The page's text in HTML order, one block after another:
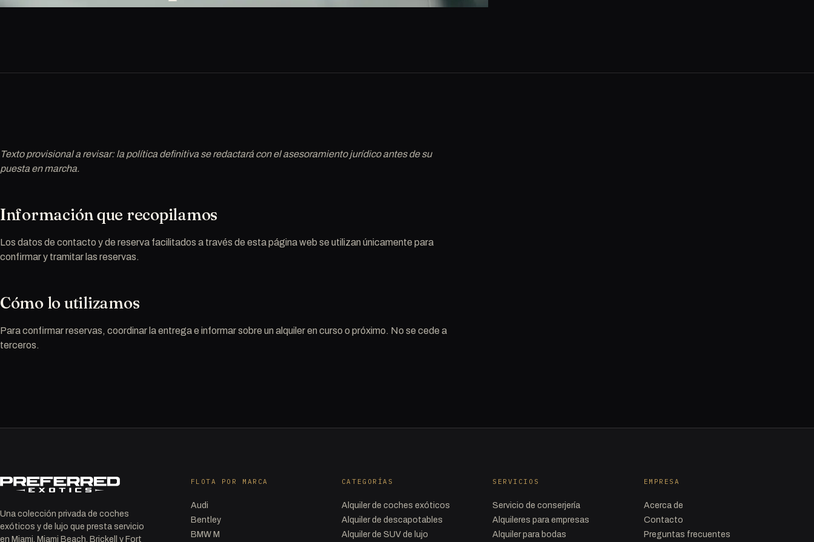
Texto provisional a revisar: la política definitiva se redactará con el asesoramiento jurídico antes de su
puesta en marcha.
Información que recopilamos
Los datos de contacto y de reserva facilitados a través de esta página web se utilizan únicamente para
confirmar y tramitar las reservas.
Cómo lo utilizamos
Para confirmar reservas, coordinar la entrega e informar sobre un alquiler en curso o próximo. No se cede a
terceros.
Una colección privada de coches
exóticos y de lujo que presta servicio
en Miami, Miami Beach, Brickell y Fort
FLOTA POR MARCA
Audi
Bentley
BMW M
CATEGORÍAS
Alquiler de coches exóticos
Alquiler de descapotables
Alquiler de SUV de lujo
SERVICIOS
Servicio de conserjería
Alquileres para empresas
Alquiler para bodas
EMPRESA
Acerca de
Contacto
Preguntas frecuentes